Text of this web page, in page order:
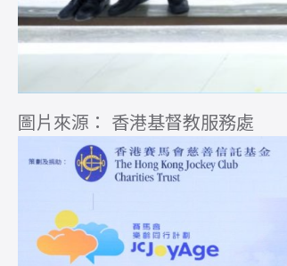
圖片來源： 香港基督教服務處